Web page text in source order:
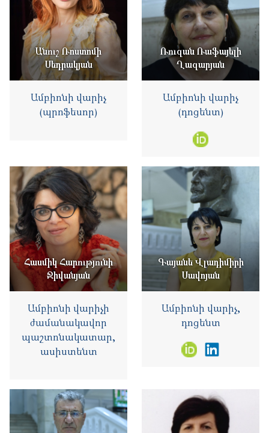
Անուշ Ռոստոմի
Սեդրակյան
Ամբիոնի վարիչ
(պրոֆեսոր)
Ռուզան Ռաֆայելի
Ղազարյան
Ամբիոնի վարիչ
(դոցենտ)
Հասմիկ Հարությունի
Ջիվանյան
Ամբիոնի վարիչի
ժամանակավոր
պաշտոնակատար,
ասիստենտ
Գայանե Վլադիմիրի
Սավոյան
Ամբիոնի վարիչ,
դոցենտ